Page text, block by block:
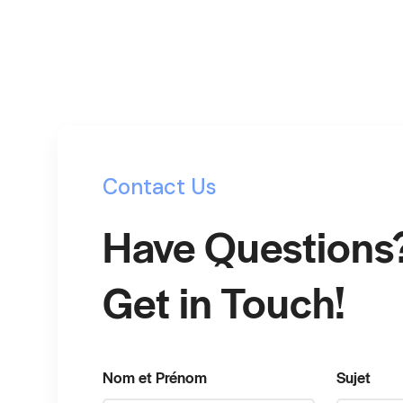
Contact Us
Have
Get in Touch!
Nom et Prénom Sujet